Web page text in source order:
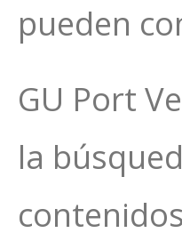
pueden
GU Port
la